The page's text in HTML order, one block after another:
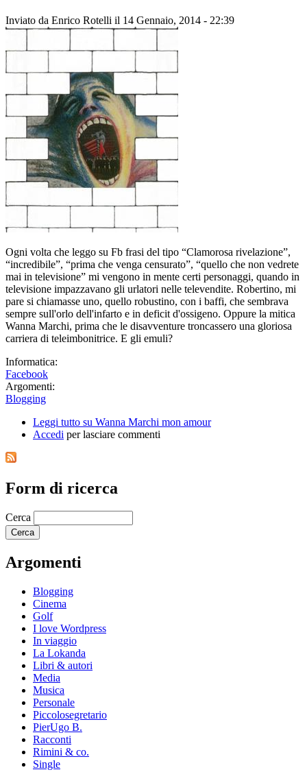
Inviato da Enrico Rotelli il 14 Gennaio, 2014 - 22:39
Ogni volta che leggo su Fb frasi del tipo “Clamorosa rivelazione”,
“incredibile”, “prima che venga censurato”, “quello che non vedrete
mai in televisione” mi vengono in mente certi personaggi, quando in
televisione impazzavano gli urlatori nelle televendite. Robertino, mi
pare si chiamasse uno, quello robustino, con i baffi, che sembrava
sempre sull'orlo dell'infarto e in deficit d'ossigeno. Oppure la mitica
Wanna Marchi, prima che le disavventure troncassero una gloriosa
carriera di teleimbonitrice. E gli emuli?
Informatica:
Facebook
Argomenti:
Blogging
Leggi tutto su Wanna Marchi mon amour
Accedi per lasciare commenti
Form di ricerca
Cerca
Argomenti
Blogging
Cinema
Golf
I love Wordpress
In viaggio
La Lokanda
Libri & autori
Media
Musica
Personale
Piccolosegretario
PierUgo B.
Racconti
Rimini & co.
Single